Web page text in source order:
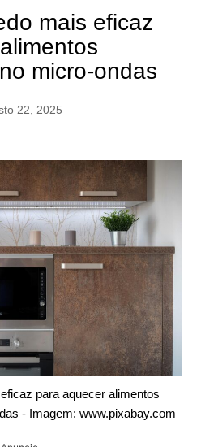
mais eficaz
micro-ondas
22, 2025
para aquecer alimentos
- Imagem: www.pixabay.com